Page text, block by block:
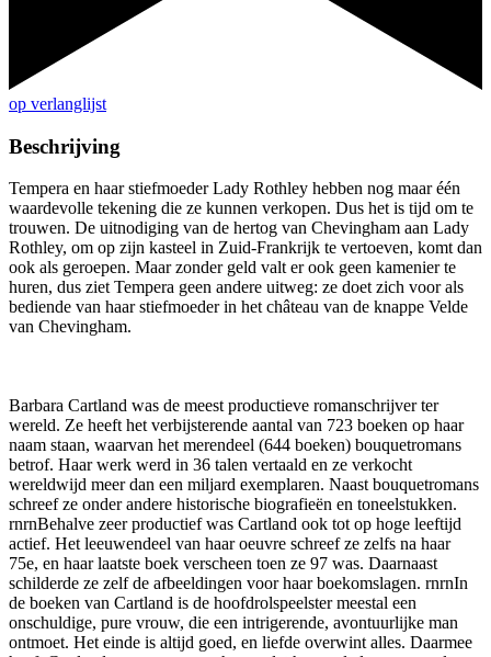
op verlanglijst
Beschrijving
Tempera en haar stiefmoeder Lady Rothley hebben nog maar één
waardevolle tekening die ze kunnen verkopen. Dus het is tijd om te
trouwen. De uitnodiging van de hertog van Chevingham aan Lady
Rothley, om op zijn kasteel in Zuid-Frankrijk te vertoeven, komt dan
ook als geroepen. Maar zonder geld valt er ook geen kamenier te
huren, dus ziet Tempera geen andere uitweg: ze doet zich voor als
bediende van haar stiefmoeder in het château van de knappe Velde
van Chevingham.
Barbara Cartland was de meest productieve romanschrijver ter
wereld. Ze heeft het verbijsterende aantal van 723 boeken op haar
naam staan, waarvan het merendeel (644 boeken) bouquetromans
betrof. Haar werk werd in 36 talen vertaald en ze verkocht
wereldwijd meer dan een miljard exemplaren. Naast bouquetromans
schreef ze onder andere historische biografieën en toneelstukken.
rnrnBehalve zeer productief was Cartland ook tot op hoge leeftijd
actief. Het leeuwendeel van haar oeuvre schreef ze zelfs na haar
75e, en haar laatste boek verscheen toen ze 97 was. Daarnaast
schilderde ze zelf de afbeeldingen voor haar boekomslagen. rnrnIn
de boeken van Cartland is de hoofdrolspeelster meestal een
onschuldige, pure vrouw, die een intrigerende, avontuurlijke man
ontmoet. Het einde is altijd goed, en liefde overwint alles. Daarmee